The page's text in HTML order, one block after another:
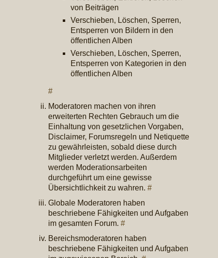
von Beiträgen
Verschieben, Löschen, Sperren,
Entsperren von Bildern in den
öffentlichen Alben
Verschieben, Löschen, Sperren,
Entsperren von Kategorien in den
öffentlichen Alben
#
Moderatoren machen von ihren
erweiterten Rechten Gebrauch um die
Einhaltung von gesetzlichen Vorgaben,
Disclaimer, Forumsregeln und Netiquette
zu gewährleisten, sobald diese durch
Mitglieder verletzt werden. Außerdem
werden Moderationsarbeiten
durchgeführt um eine gewisse
Übersichtlichkeit zu wahren. #
Globale Moderatoren haben
beschriebene Fähigkeiten und Aufgaben
im gesamten Forum. #
Bereichsmoderatoren haben
beschriebene Fähigkeiten und Aufgaben